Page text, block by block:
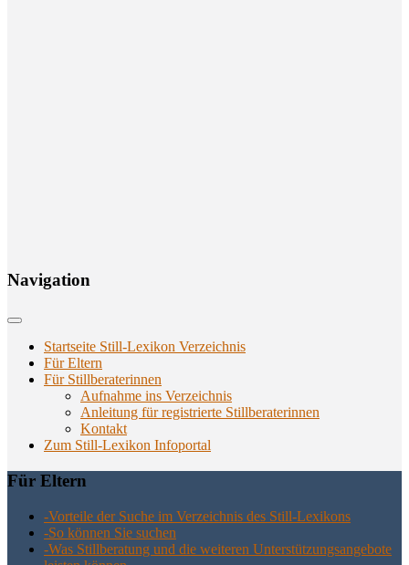
Navi­ga­ti­on
Startseite Still-Lexikon Verzeichnis
Für Eltern
Für Stillberaterinnen
Aufnahme ins Verzeichnis
Anlei­tung für regis­trier­te Stillberaterinnen
Kon­takt
Zum Still-Lexikon Infoportal
Für Eltern
-Vor­tei­le der Suche im Ver­zeich­nis des Still-Lexikons
-So kön­nen Sie suchen
-Was Still­be­ra­tung und die wei­te­ren Unter­stüt­zungs­an­ge­bo­te